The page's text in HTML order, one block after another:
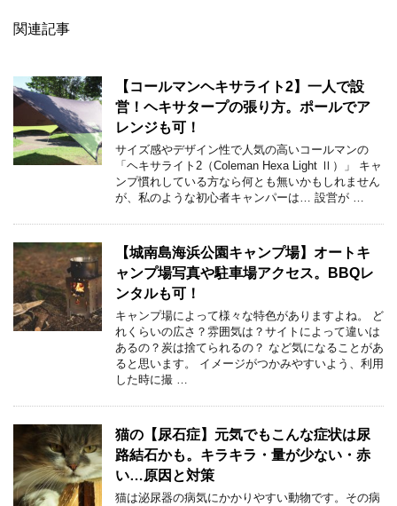
関連記事
【コールマンヘキサライト2】一人で設
営！ヘキサタープの張り方。ポールでア
レンジも可！
サイズ感やデザイン性で人気の高いコールマンの
「ヘキサライト2（Coleman Hexa Light Ⅱ）」 キャ
ンプ慣れしている方なら何とも無いかもしれません
が、私のような初心者キャンパーは… 設営が …
【城南島海浜公園キャンプ場】オートキ
ャンプ場写真や駐車場アクセス。BBQレ
ンタルも可！
キャンプ場によって様々な特色がありますよね。 ど
れくらいの広さ？雰囲気は？サイトによって違いは
あるの？炭は捨てられるの？ など気になることがあ
ると思います。 イメージがつかみやすいよう、利用
した時に撮 …
猫の【尿石症】元気でもこんな症状は尿
路結石かも。キラキラ・量が少ない・赤
い…原因と対策
猫は泌尿器の病気にかかりやすい動物です。その病